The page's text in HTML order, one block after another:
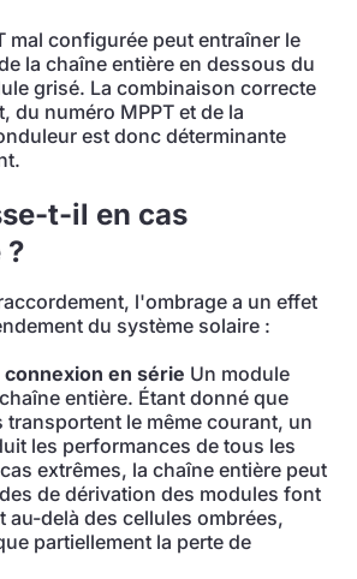
mal configurée peut entraîner le
la chaîne entière en dessous du
grisé. La combinaison correcte
du numéro MPPT et de la
est donc déterminante
t-il en cas
?
l'ombrage a un effet
du système solaire :
connexion en série Un module
entière. Étant donné que
transportent le même courant, un
les performances de tous les
extrêmes, la chaîne entière peut
de dérivation des modules font
au-delà des cellules ombrées,
partiellement la perte de